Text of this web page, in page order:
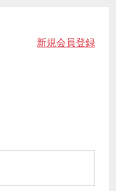
新規会員登録